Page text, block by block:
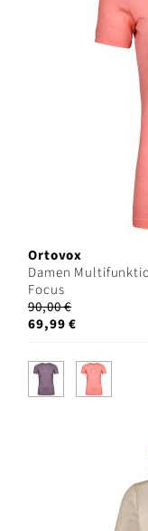
Ortovox
Damen
Focus
90,00 €
69,99 €